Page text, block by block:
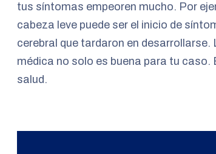
tus síntomas empeoren mucho. Por
cabeza leve puede ser el inicio de
cerebral que tardaron en desarrollarse.
médica no solo es buena para tu caso.
salud.